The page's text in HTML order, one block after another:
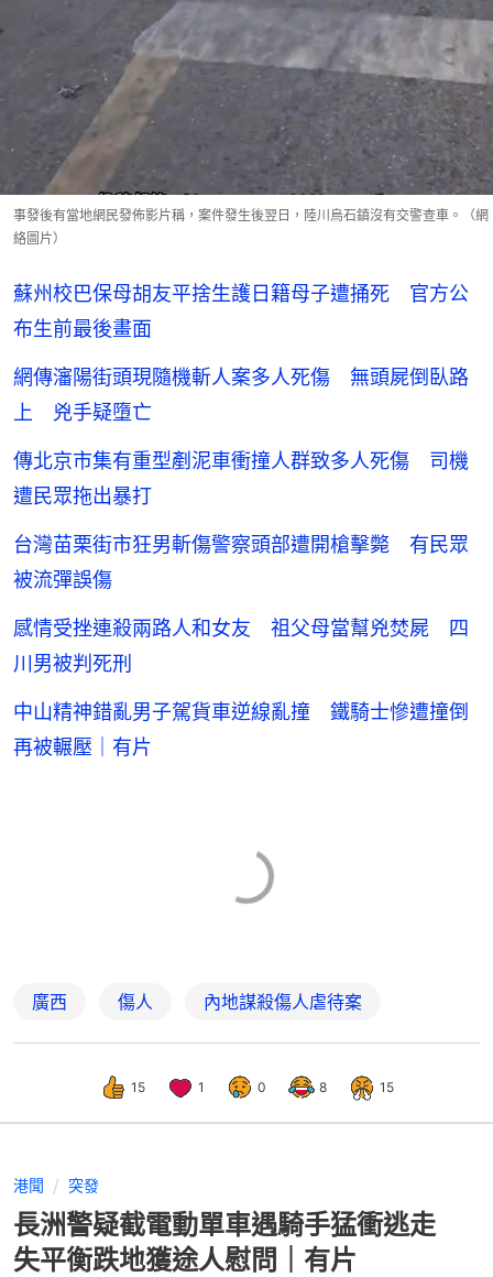
事發後有當地網民發佈影片稱，案件發生後翌日，陸川烏石鎮沒有交警查車。（網
絡圖片）
蘇州校巴保母胡友平捨生護日籍母子遭捅死 官方公
布生前最後畫面
網傳瀋陽街頭現隨機斬人案多人死傷 無頭屍倒臥路
上 兇手疑墮亡
傳北京市集有重型剷泥車衝撞人群致多人死傷 司機
遭民眾拖出暴打
台灣苗栗街市狂男斬傷警察頭部遭開槍擊斃 有民眾
被流彈誤傷
感情受挫連殺兩路人和女友 祖父母當幫兇焚屍 四
川男被判死刑
中山精神錯亂男子駕貨車逆線亂撞 鐵騎士慘遭撞倒
再被輾壓｜有片
廣西 傷人 內地謀殺傷人虐待案
15 1 0 8 15
港聞 突發
長洲警疑截電動單車遇騎手猛衝逃走
失平衡跌地獲途人慰問｜有片